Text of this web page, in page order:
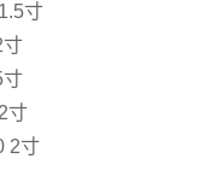
寸
寸
寸
寸
2寸